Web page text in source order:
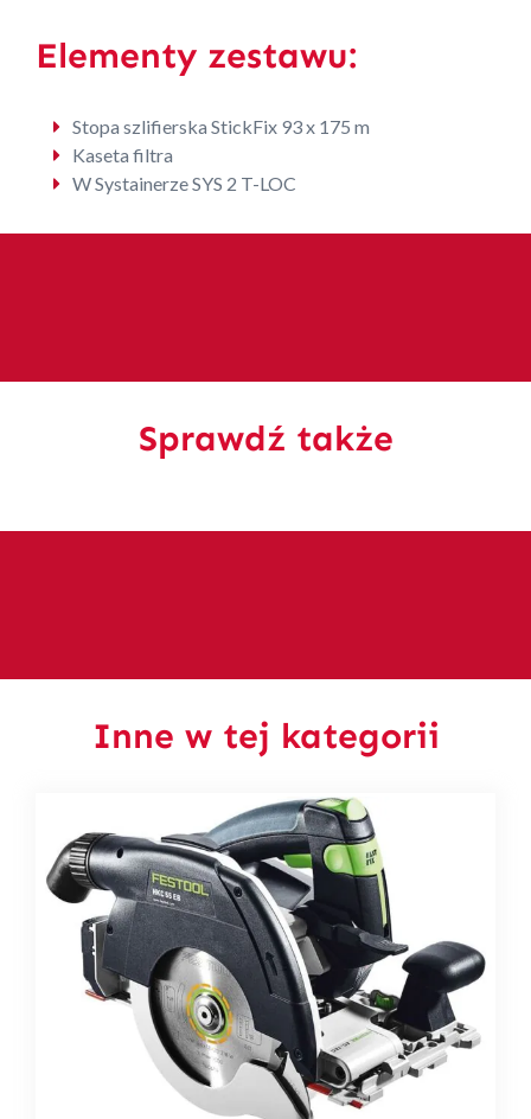
Elementy zestawu:
Stopa szlifierska StickFix 93 x 175 m
Kaseta filtra
W Systainerze SYS 2 T-LOC
Sprawdź także
Inne w tej kategorii